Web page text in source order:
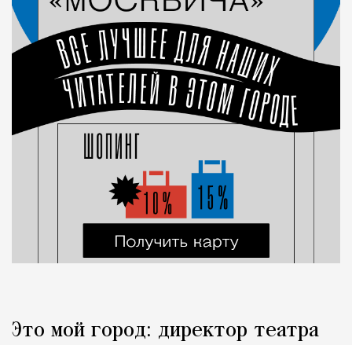
Это мой город: директор театра